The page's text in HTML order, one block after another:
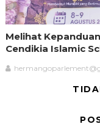
Melihat
Cendikia Islamic